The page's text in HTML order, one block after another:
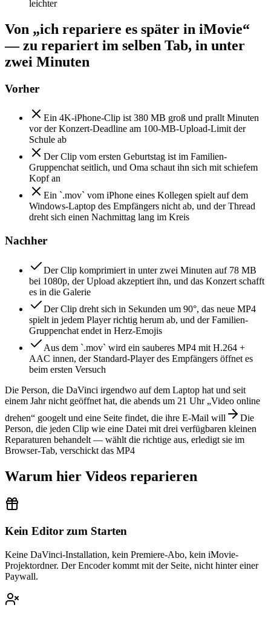
leichter
Von „ich repariere es später in iMovie“
— zu repariert im selben Tab, in unter
zwei Minuten
Vorher
Ein 4K-iPhone-Clip ist 380 MB groß und prallt Minuten
vor der Konzert-Deadline am 100-MB-Upload-Limit der
Schule ab
Der Clip vom ersten Geburtstag ist im Familien-
Gruppenchat seitlich, und Oma schaut ihn sich mit schiefem
Kopf an
Ein `.mov` vom iPhone eines Kollegen spielt auf dem
Windows-Laptop des Empfängers nicht ab, und der Thread
dreht sich einen Nachmittag lang im Kreis
Nachher
Der Clip komprimiert in unter zwei Minuten auf 78 MB
bei 1080p, der Upload akzeptiert ihn, und das Konzert schafft
es in die Galerie
Der Clip dreht sich in Sekunden um 90°, das neue MP4
spielt in jedem Player richtig herum ab, und der Familien-
Gruppenchat endet in Herz-Emojis
Aus dem `.mov` wird ein sauberes MP4 mit H.264 +
AAC innen, der Standard-Player des Empfängers öffnet es
beim ersten Versuch
Die Person, die DaVinci irgendwo auf dem Laptop hat und seit
einem Jahr nicht geöffnet hat, die abends um 21 Uhr „Video online
drehen“ googelt und eine Seite findet, die ihre E-Mail will
Die
Person, die jeden Clip wie eine Datei mit drei verfügbaren kleinen
Reparaturen behandelt — wählt die richtige aus, erledigt sie im
Browser-Tab, verschickt das MP4
Warum hier Videos reparieren
Kein Editor zum Starten
Keine DaVinci-Installation, kein Premiere-Abo, kein iMovie-
Projektordner. Der Encoder kommt mit der Seite, nicht hinter einer
Paywall.